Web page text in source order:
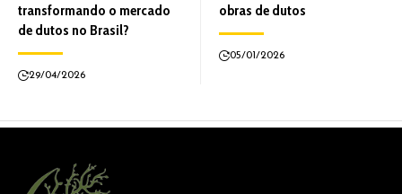
transformando o mercado
de dutos no Brasil?
29/04/2026
obras de dutos
05/01/2026